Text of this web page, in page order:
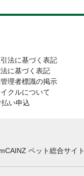
法に基づく表記
に基づく表記
理者標識の掲示
クルについて
い申込
CAINZ ペット総合サイト